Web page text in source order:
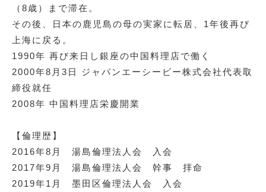
（8歳）まで滞在。
その後、日本の鹿児島の母の実家に転居、1年後再び
上海に戻る。
1990年 再び来日し銀座の中国料理店で働く
2000年8月3日 ジャパンエーシービー株式会社代表取
締役就任
2008年 中国料理店栄慶開業
【倫理歴】
2016年8月 湯島倫理法人会 入会
2017年9月 湯島倫理法人会 幹事 拝命
2019年1月 墨田区倫理法人会 入会